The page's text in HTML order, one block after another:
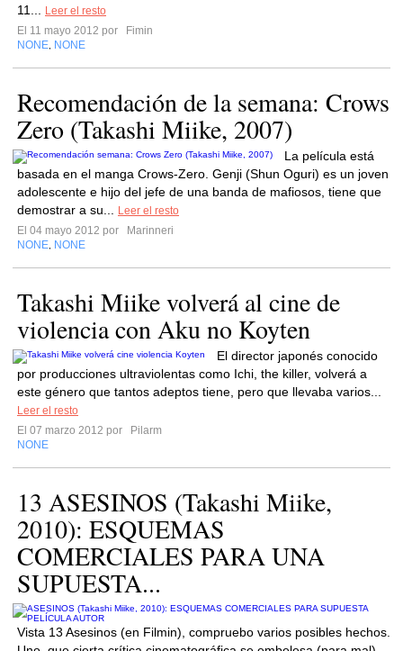
11...
Leer el resto
El 11 mayo 2012 por
Fimin
NONE NONE
Recomendación de la semana: Crows
Zero (Takashi Miike, 2007)
La película está
basada en el manga Crows-Zero. Genji (Shun Oguri) es un joven
adolescente e hijo del jefe de una banda de mafiosos, tiene que
demostrar a su...
Leer el resto
El 04 mayo 2012 por
Marinneri
NONE NONE
Takashi Miike volverá al cine de
violencia con Aku no Koyten
El director japonés conocido
por producciones ultraviolentas como Ichi, the killer, volverá a
este género que tantos adeptos tiene, pero que llevaba varios...
Leer el resto
El 07 marzo 2012 por
Pilarm
NONE
13 ASESINOS (Takashi Miike,
2010): ESQUEMAS
COMERCIALES PARA UNA
SUPUESTA...
Vista 13 Asesinos (en Filmin), compruebo varios posibles hechos.